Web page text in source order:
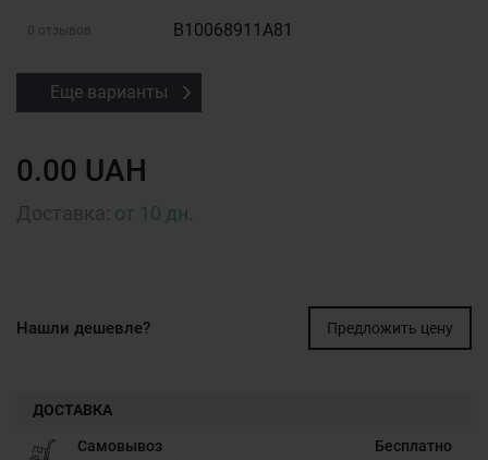
0 отзывов B10068911A81
Еще варианты
0.00 UAH
от 10 дн.
Нашли дешевле? Предложить цену
ДОСТАВКА
Самовывоз Бесплатно